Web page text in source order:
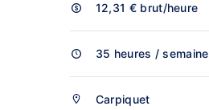
12,31 € brut/heure
35 heures / semaine
Carpiquet